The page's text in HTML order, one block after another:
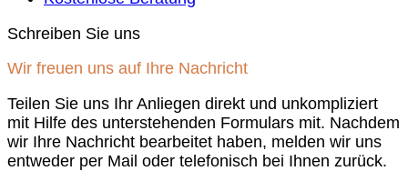
Schreiben Sie uns
Wir freuen uns auf Ihre Nachricht
Teilen Sie uns Ihr Anliegen direkt und unkompliziert
mit Hilfe des unterstehenden Formulars mit. Nachdem
wir Ihre Nachricht bearbeitet haben, melden wir uns
entweder per Mail oder telefonisch bei Ihnen zurück.